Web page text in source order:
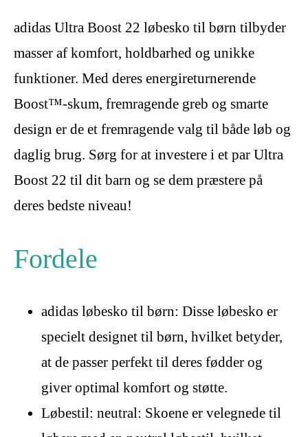
adidas Ultra Boost 22 løbesko til børn tilbyder
masser af komfort, holdbarhed og unikke
funktioner. Med deres energireturnerende
Boost™-skum, fremragende greb og smarte
design er de et fremragende valg til både løb og
daglig brug. Sørg for at investere i et par Ultra
Boost 22 til dit barn og se dem præstere på
deres bedste niveau!
Fordele
adidas løbesko til børn: Disse løbesko er
specielt designet til børn, hvilket betyder,
at de passer perfekt til deres fødder og
giver optimal komfort og støtte.
Løbestil: neutral: Skoene er velegnede til